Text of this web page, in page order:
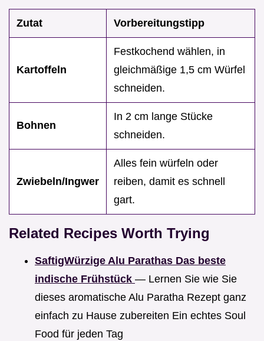
Zutat Vorbereitungstipp
Kartoffeln
Festkochend wählen, in
gleichmäßige 1,5 cm Würfel
schneiden.
Bohnen
In 2 cm lange Stücke
schneiden.
Zwiebeln/Ingwer
Alles fein würfeln oder
reiben, damit es schnell
gart.
Related Recipes Worth Trying
SaftigWürzige Alu Parathas Das beste
indische Frühstück — Lernen Sie wie Sie
dieses aromatische Alu Paratha Rezept ganz
einfach zu Hause zubereiten Ein echtes Soul
Food für jeden Tag